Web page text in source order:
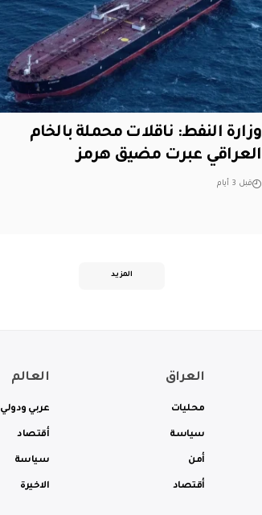
وزارة النفط: ناقلات محملة بالخام
العراقي عبرت مضيق هرمز
قبل 3 أيام
المزيد
العراق
محليات
سياسة
أمن
أقتصاد
العالم
عربي ودولي
أقتصاد
سياسة
الاخيرة